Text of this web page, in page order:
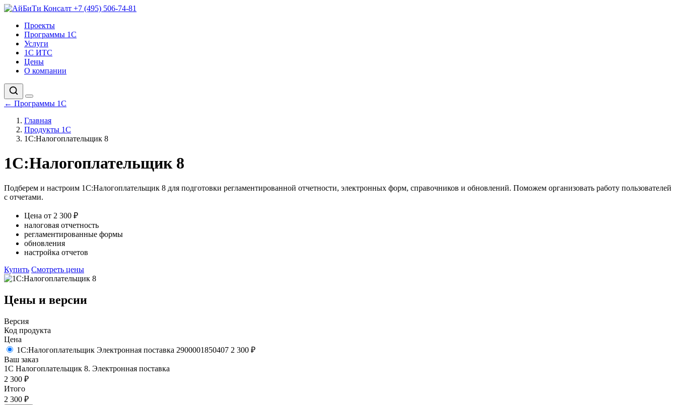
+7 (495) 506-74-81
Проекты
Программы 1С
Услуги
1С ИТС
Цены
О компании
← Программы 1С
Главная
Продукты 1С
1С:Налогоплательщик 8
1С:Налогоплательщик 8
Подберем и настроим 1С:Налогоплательщик 8 для подготовки регламентированной отчетности, электронных форм, справочников и обновлений. Поможем организовать работу пользователей
с отчетами.
Цена от 2 300 ₽
налоговая отчетность
регламентированные формы
обновления
настройка отчетов
Купить Смотреть цены
Цены и версии
Версия
Код продукта
Цена
1С:Налогоплательщик Электронная поставка 2900001850407 2 300 ₽
Ваш заказ
1С Налогоплательщик 8. Электронная поставка
2 300 ₽
Итого
2 300 ₽